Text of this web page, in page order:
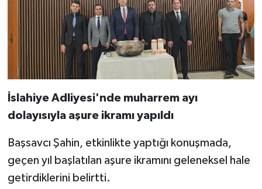
İslahiye Adliyesi'nde muharrem ayı
dolayısıyla aşure ikramı yapıldı
Başsavcı Şahin, etkinlikte yaptığı konuşmada,
geçen yıl başlatılan aşure ikramını geleneksel hale
getirdiklerini belirtti.